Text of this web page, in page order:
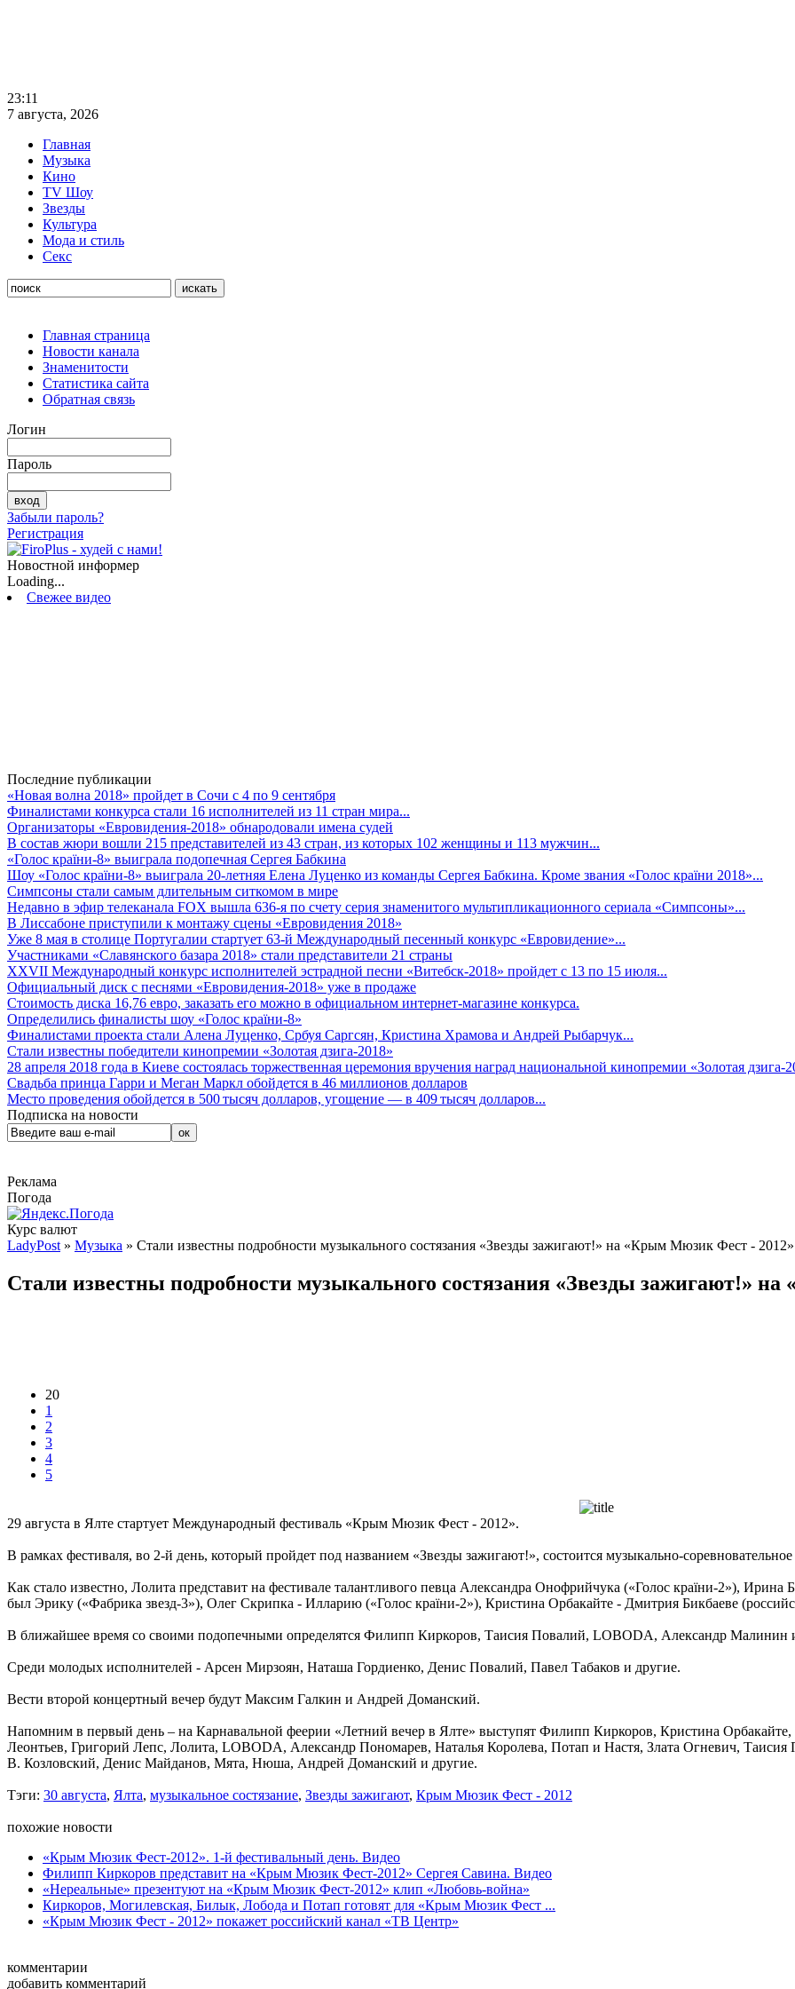
23:11
7 августа, 2026
Главная
Музыка
Кино
TV Шоу
Звезды
Культура
Мода и стиль
Секс
Главная страница
Новости канала
Знаменитости
Статистика сайта
Обратная связь
Логин
Пароль
Забыли пароль?
Регистрация
Новостной информер
Loading...
Свежее видео
Последние публикации
«Новая волна 2018» пройдет в Сочи с 4 по 9 сентября
Финалистами конкурса стали 16 исполнителей из 11 стран мира...
Организаторы «Евровидения-2018» обнародовали имена судей
В состав жюри вошли 215 представителей из 43 стран, из которых 102 женщины и 113 мужчин...
«Голос країни-8» выиграла подопечная Сергея Бабкина
Шоу «Голос країни-8» выиграла 20-летняя Елена Луценко из команды Сергея Бабкина. Кроме звания «Голос країни 2018»...
Симпсоны стали самым длительным ситкомом в мире
Недавно в эфир телеканала FOX вышла 636-я по счету серия знаменитого мультипликационного сериала «Симпсоны»...
В Лиссабоне приступили к монтажу сцены «Евровидения 2018»
Уже 8 мая в столице Португалии стартует 63-й Международный песенный конкурс «Евровидение»...
Участниками «Славянского базара 2018» стали представители 21 страны
XXVII Международный конкурс исполнителей эстрадной песни «Витебск-2018» пройдет с 13 по 15 июля...
Официальный диск с песнями «Евровидения-2018» уже в продаже
Стоимость диска 16,76 евро, заказать его можно в официальном интернет-магазине конкурса.
Определились финалисты шоу «Голос країни-8»
Финалистами проекта стали Алена Луценко, Србуя Саргсян, Кристина Храмова и Андрей Рыбарчук...
Стали известны победители кинопремии «Золотая дзига-2018»
28 апреля 2018 года в Киеве состоялась торжественная церемония вручения наград национальной кинопремии «Золотая дзига-
Свадьба принца Гарри и Меган Маркл обойдется в 46 миллионов долларов
Место проведения обойдется в 500 тысяч долларов, угощение — в 409 тысяч долларов...
Подписка на новости
Реклама
Погода
Курс валют
LadyPost » Музыка » Стали известны подробности музыкального состязания «Звезды зажигают!» на «Крым Мюзик Фест - 2012»
Стали известны подробности музыкального состязания «Звезды зажигают!»
20
1
2
3
4
5
29 августа в Ялте стартует Международный фестиваль «Крым Мюзик Фест - 2012».
В рамках фестиваля, во 2-й день, который пройдет под названием «Звезды зажигают!», состоится музыкально-
Как стало известно, Лолита представит на фестивале талантливого певца Александра Онофрийчука («Голос країни-2»),
был Эрику («Фабрика звезд-3»), Олег Скрипка - Илларию («Голос країни-2»), Кристина Орбакайте - Дмитрия Бикбаеве
В ближайшее время со своими подопечными определятся Филипп Киркоров, Таисия Повалий, LOBODA, Александр Малинин
Среди молодых исполнителей - Арсен Мирзоян, Наташа Гордиенко, Денис Повалий, Павел Табаков и другие.
Вести второй концертный вечер будут Максим Галкин и Андрей Доманский.
Напомним в первый день – на Карнавальной феерии «Летний вечер в Ялте» выступят Филипп Киркоров, Кристина
Леонтьев, Григорий Лепс, Лолита, LOBODA, Александр Пономарев, Наталья Королева, Потап и Настя, Злата Огневич,
В. Козловский, Денис Майданов, Мята, Нюша, Андрей Доманский и другие.
Тэги: 30 августа, Ялта, музыкальное состязание, Звезды зажигают, Крым Мюзик Фест - 2012
похожие новости
«Крым Мюзик Фест-2012». 1-й фестивальный день. Видео
Филипп Киркоров представит на «Крым Мюзик Фест-2012» Сергея Савина. Видео
«Нереальные» презентуют на «Крым Мюзик Фест-2012» клип «Любовь-война»
Киркоров, Могилевская, Билык, Лобода и Потап готовят для «Крым Мюзик Фест ...
«Крым Мюзик Фест - 2012» покажет российский канал «ТВ Центр»
комментарии
добавить комментарий